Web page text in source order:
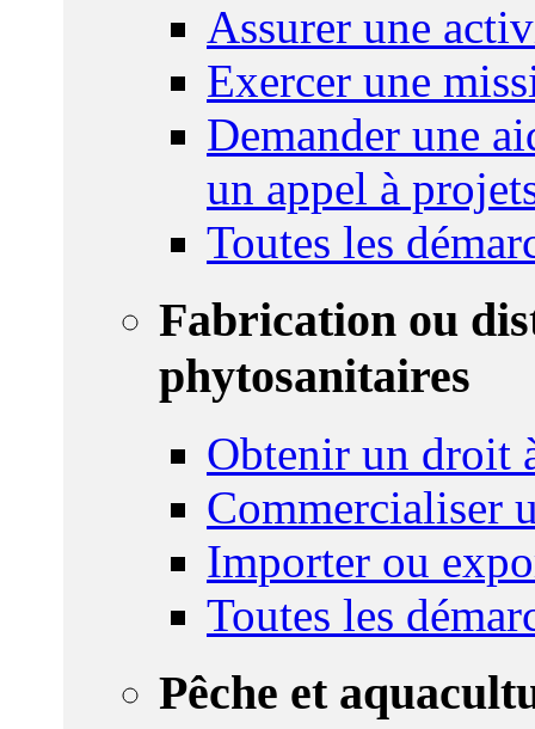
Assurer une
Exercer une
Demander une
un appel à
Toutes les
Fabrication ou
phytosanitaires
Obtenir un droit
Commercialiser
Importer ou
Toutes les
Pêche et